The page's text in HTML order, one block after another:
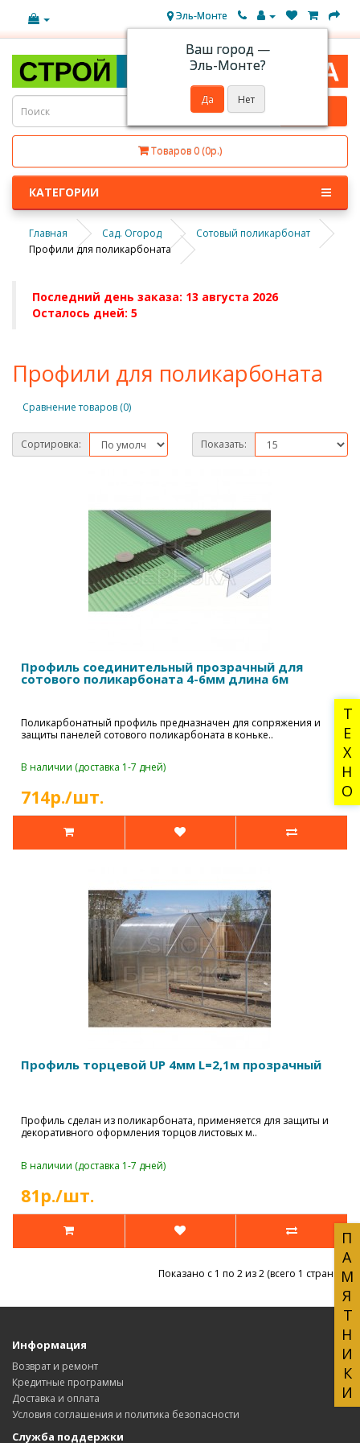
ТЕХНО
ПАМЯТНИКИ
Эль-Монте
Ваш город —
Эль-Монте?
Товаров 0 (0р.)
КАТЕГОРИИ
Главная Сад. Огород
Сотовый поликарбонат
Профили для поликарбоната
Последний день заказа: 13 августа 2026
Осталось дней: 5
Профили для поликарбоната
Сравнение товаров (0)
Сортировка: Показать:
Профиль соединительный прозрачный для
сотового поликарбоната 4-6мм длина 6м
Поликарбонатный профиль предназначен для сопряжения и
защиты панелей сотового поликарбоната в коньке..
В наличии (доставка 1-7 дней)
714р./шт.
Профиль торцевой UP 4мм L=2,1м прозрачный
Профиль сделан из поликарбоната, применяется для защиты и
декоративного оформления торцов листовых м..
В наличии (доставка 1-7 дней)
81р./шт.
Показано с 1 по 2 из 2 (всего 1 страниц)
Информация
Возврат и ремонт
Кредитные программы
Доставка и оплата
Условия соглашения и политика безопасности
Служба поддержки